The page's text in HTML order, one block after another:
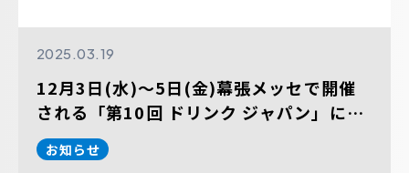
2025.03.19
12月3日(水)～5日(金)幕張メッセで開催
される「第10回 ドリンク ジャパン」に出
展します。
お知らせ